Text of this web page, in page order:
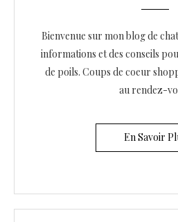
Bienvenue sur mon blog de
informations et des conseils
de poils. Coups de coeur
au rendez-
En Savoir